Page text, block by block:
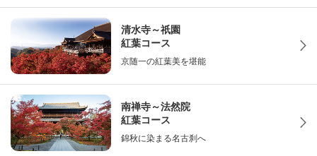
清水寺～祇園
紅葉コース
京随一の紅葉美を堪能
南禅寺～法然院
紅葉コース
錦秋に染まる名古刹へ